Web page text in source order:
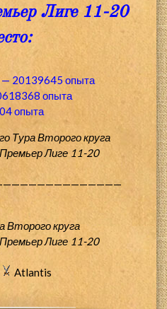
Лиге 11-20
20139645 опыта
опыта
опыта
Тура Второго круга
Лиге 11-20
Второго круга
Лиге 11-20
Atlantis